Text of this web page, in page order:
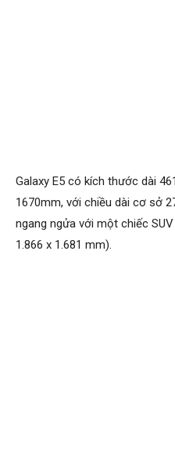
Galaxy E5 có kích thước dài
1670mm, với chiều dài cơ sở
ngang ngửa với một chiếc
1.866 x 1.681 mm).